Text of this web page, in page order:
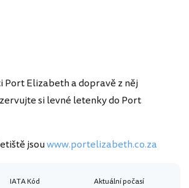
Elizabeth a dopravě z něj
si levné letenky do Port
jsouwww.portelizabeth.co.za
IATA Kód Aktuální počasí